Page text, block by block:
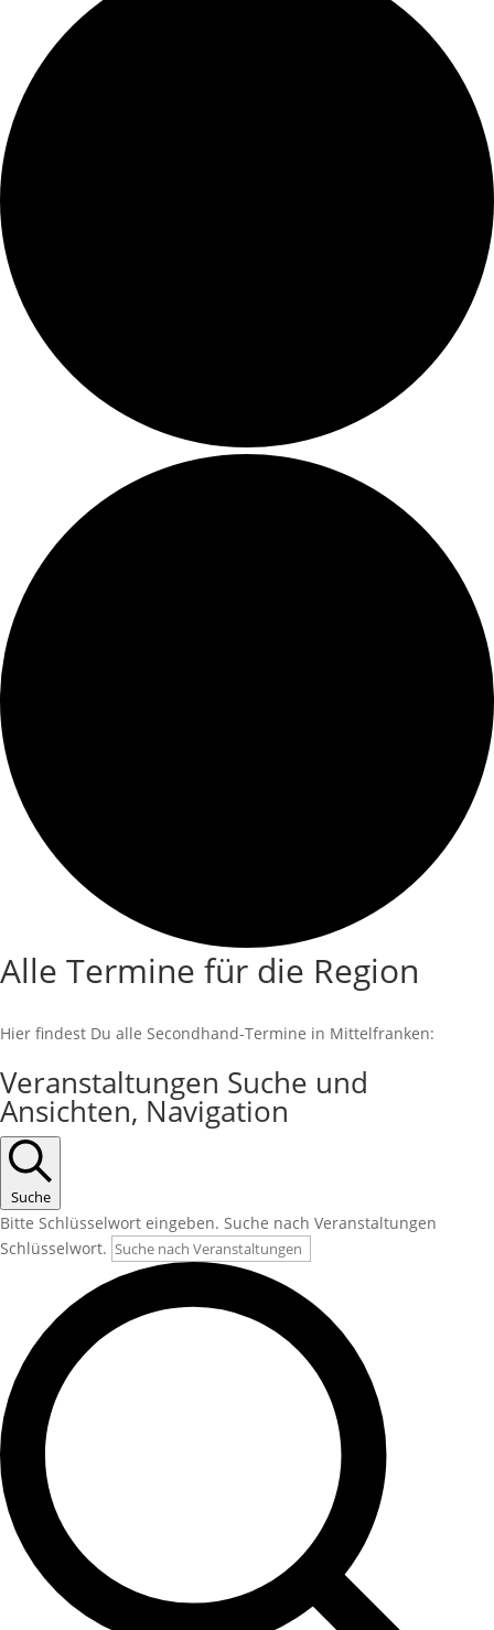
Alle Termine für die Region
Hier findest Du alle Secondhand-Termine in Mittelfranken:
Veranstaltungen
für
28.
Juni
2026
Veranstaltungen Suche und
Ansichten, Navigation
Suche
Bitte Schlüsselwort eingeben. Suche nach Veranstaltungen
Schlüsselwort.